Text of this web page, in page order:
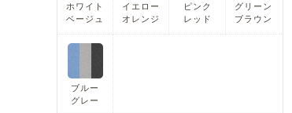
ホワイト
ベージュ
イエロー
オレンジ
ピンク
レッド
グリーン
ブラウン
ブルー
グレー